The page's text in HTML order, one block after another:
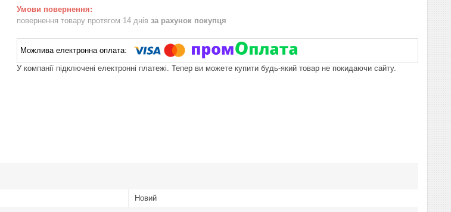
повернення товару протягом 14 днів за рахунок покупця
У компанії підключені електронні платежі. Тепер ви можете купити будь-який товар не покидаючи сайту.
Новий